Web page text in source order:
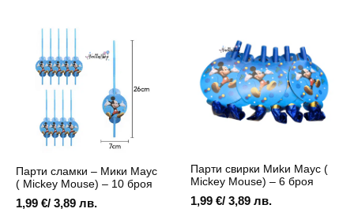
Mouse
лента
Mouse)
броя
Парти сламки – Мики Маус
( Mickey Mouse) – 10 броя
1,99 €/ 3,89 лв.
Парти свирки Миkи Маус (
Mickey Mouse) – 6 броя
1,99 €/ 3,89 лв.